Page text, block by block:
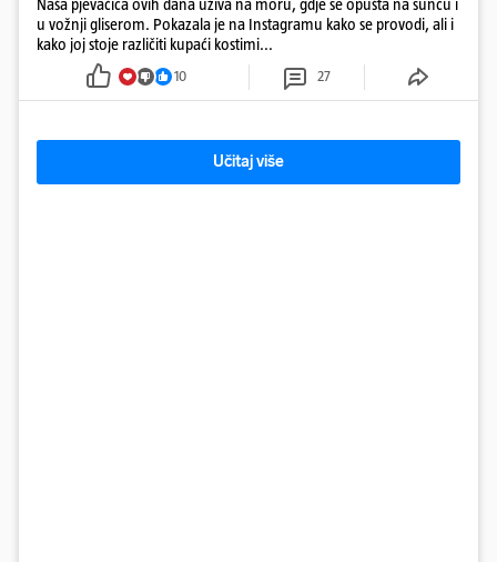
u vožnji gliserom. Pokazala je na Instagramu kako se provodi, ali i
kako joj stoje različiti kupaći kostimi...
10 27
Učitaj više